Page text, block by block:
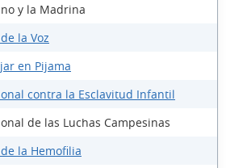
y la Madrina
la Voz
en Pijama
contra la Esclavitud Infantil
de las Luchas Campesinas
la Hemofilia